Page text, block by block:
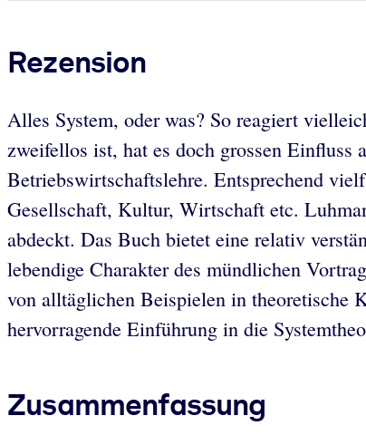
Rezension
Alles System, oder was? So reagiert
zweifellos ist, hat es doch grossen
Betriebswirtschaftslehre. Entsprechend
Gesellschaft, Kultur, Wirtschaft etc.
abdeckt. Das Buch bietet eine relativ
lebendige Charakter des mündlichen
von alltäglichen Beispielen in theoretische
hervorragende Einführung in die
Zusammenfassung